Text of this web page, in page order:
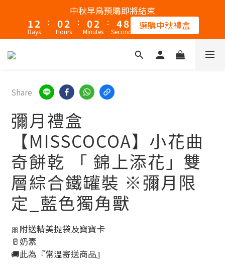
中秋早鳥預購即將結束
1
0
2
1
Days
:
02
1
Hours
:
1
0
3
2
1
Minutes
:
5
4
3
7
6
5
Seconds
選購中秋禮盒
Share
彌月禮盒
【MISSCOCOA】小花曲
奇餅乾 「 錦上添花」雙
層綜合鐵罐裝 ※彌月限
定_藍色獨角獸
🎀附送精美提袋及寶寶卡
🥛奶素
🚚此為『常溫寄送商品』